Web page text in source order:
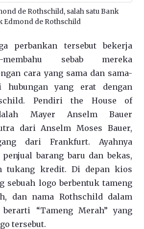
de Rothschild, salah satu Bank
Edmond de Rothschild
perbankan tersebut bekerja
membahu sebab mereka
cara yang sama dan sama-
hubungan yang erat dengan
Pendiri the House of
Mayer Anselm Bauer
dari Anselm Moses Bauer,
dari Frankfurt. Ayahnya
penjual barang baru dan bekas,
tukang kredit. Di depan kios
sebuah logo berbentuk tameng
dan nama Rothschild dalam
berarti “Tameng Merah” yang
tersebut.